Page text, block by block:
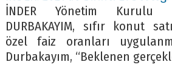
İNDER Yönetim Kurulu
DURBAKAYIM, sıfır konut
özel faiz oranları
Durbakayım, “Beklenen